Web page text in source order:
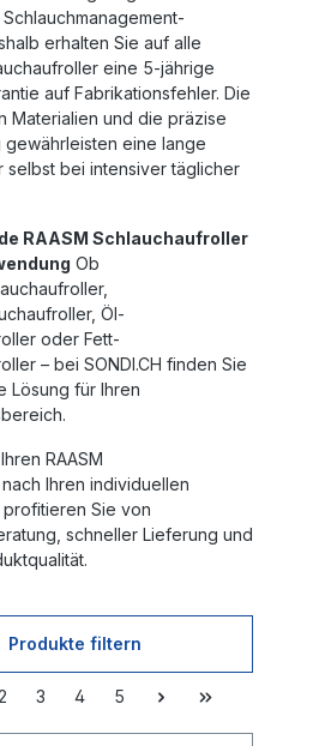
erhalten Sie auf alle
eine 5-jährige
auf Fabrikationsfehler. Die
Materialien und die präzise
gewährleisten eine lange
selbst bei intensiver täglicher
RAASM Schlauchaufroller
Ob
,
, Öl-
oder Fett-
– bei SONDI.CH finden Sie
Lösung für Ihren
RAASM
nach Ihren individuellen
Sie von
schneller Lieferung und
Produkte filtern
3 4 5